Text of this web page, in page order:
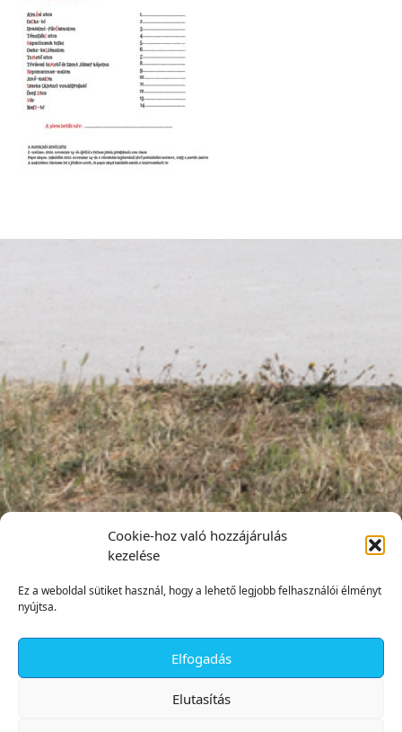
Cookie-hoz való hozzájárulás
kezelése
Ez a weboldal sütiket használ, hogy a lehető legjobb felhasználói élményt
nyújtsa.
Elfogadás
Elutasítás
✕